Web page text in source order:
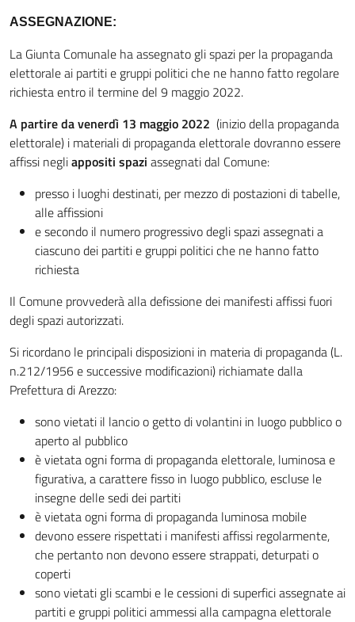
ASSEGNAZIONE:
La Giunta Comunale ha assegnato gli spazi per la propaganda
elettorale ai partiti e gruppi politici che ne hanno fatto regolare
richiesta entro il termine del 9 maggio 2022.
A partire da venerdì 13 maggio 2022 (inizio della propaganda
elettorale) i materiali di propaganda elettorale dovranno essere
affissi negliappositi spazi assegnati dal Comune:
presso i luoghi destinati, per mezzo di postazioni di tabelle,
alle affissioni
e secondo il numero progressivo degli spazi assegnati a
ciascuno dei partiti e gruppi politici che ne hanno fatto
richiesta
Il Comune provvederà alla defissione dei manifesti affissi fuori
degli spazi autorizzati.
Si ricordano le principali disposizioni in materia di propaganda (L.
n.212/1956 e successive modificazioni) richiamate dalla
Prefettura di Arezzo:
sono vietati il lancio o getto di volantini in luogo pubblico o
aperto al pubblico
è vietata ogni forma di propaganda elettorale, luminosa e
figurativa, a carattere fisso in luogo pubblico, escluse le
insegne delle sedi dei partiti
è vietata ogni forma di propaganda luminosa mobile
devono essere rispettati i manifesti affissi regolarmente,
che pertanto non devono essere strappati, deturpati o
coperti
sono vietati gli scambi e le cessioni di superfici assegnate ai
partiti e gruppi politici ammessi alla campagna elettorale